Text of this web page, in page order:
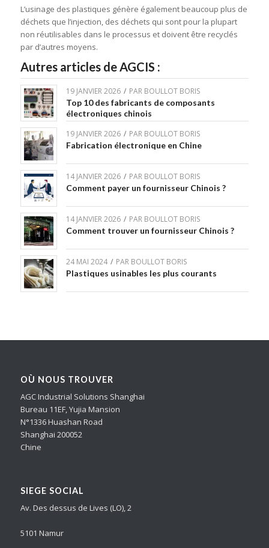
L’usinage des plastiques génère également beaucoup plus de
déchets que l’injection, des déchets qui sont pour la plupart
non réutilisables dans le processus et doivent être recyclés
par d’autres moyens.
Autres articles de AGCIS :
19 JANVIER 2026 / PAR BOULLOT BORIS
Top 10 des fabricants de composants
électroniques chinois
19 JANVIER 2026 / PAR BOULLOT BORIS
Fabrication électronique en Chine
14 JANVIER 2026 / PAR BOULLOT BORIS
Comment payer un fournisseur Chinois ?
14 JANVIER 2026 / PAR BOULLOT BORIS
Comment trouver un fournisseur Chinois ?
24 MAI 2024 / PAR BOULLOT BORIS
Plastiques usinables les plus courants
OÙ NOUS TROUVER
AGC Industrial Solutions Shanghai
Bureau 11EF, Yujia Mansion
N°1336 Huashan Road
Shanghai 200052
Chine
SIEGE SOCIAL
Av. Des dessus de Lives (LO), 2
5101 Namur